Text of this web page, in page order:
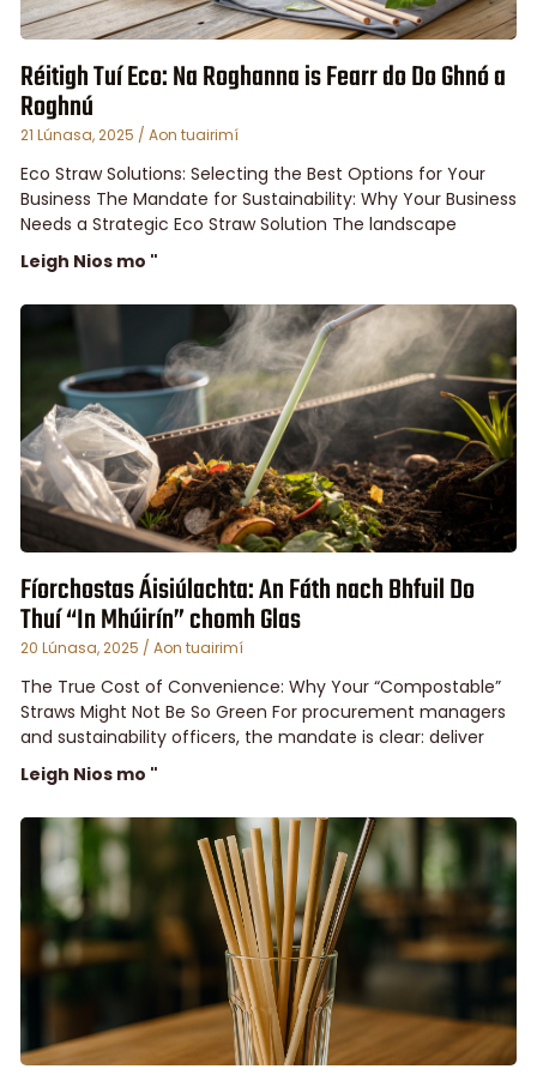
Réitigh Tuí Eco: Na Roghanna is Fearr do Do Ghnó a
Roghnú
21 Lúnasa, 2025 Aon tuairimí
Eco Straw Solutions: Selecting the Best Options for Your
Business The Mandate for Sustainability: Why Your Business
Needs a Strategic Eco Straw Solution The landscape
Leigh Nios mo "
Fíorchostas Áisiúlachta: An Fáth nach Bhfuil Do
Thuí “In Mhúirín” chomh Glas
20 Lúnasa, 2025 Aon tuairimí
The True Cost of Convenience: Why Your “Compostable”
Straws Might Not Be So Green For procurement managers
and sustainability officers, the mandate is clear: deliver
Leigh Nios mo "